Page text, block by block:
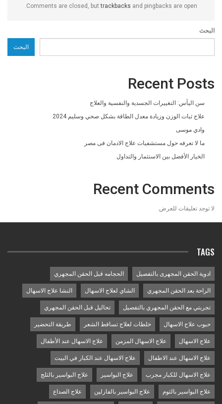
Comments are closed, buttrackbacks and pingbacks are open.
البحث
البحث
Recent Posts
سن اليأس: التغييرات الجسدية والنفسية والعلاج
علاج ثبات الوزن وزيادة معدل الطاقة بشكل صحي وسليم 2024
وادي موسى
ما لا تعرفه حول مستشفيات علاج الادمان فى مصر
الخيار الأفضل بين الاستثمار والتداول
Recent Comments
لا توجد تعليقات للعرض.
TAGS
ادوية الحقن المجهرى بالتفصيل الحجامه قبل الحقن المجهري
الراحة بعد الحقن المجهري الشاي لعلاج الاسهال النشا علاج الاسهال
تجربتي مع الحقن المجهري بالتفصيل تحاليل قبل الحقن المجهري
حبوب علاج الاسهال خلطات لعلاج تساقط الشعر طريقة التحضير
علاج الاسهال علاج الاسهال المزمن علاج الاسهال عند الأطفال
علاج الاسهال عند الاطفال علاج الاسهال عند الكبار في البيت
علاج الاسهال للكبار مجرب علاج البواسير علاج البواسير بالثلج
علاج البواسير بالثوم علاج البواسير بالفازلين علاج الصداع